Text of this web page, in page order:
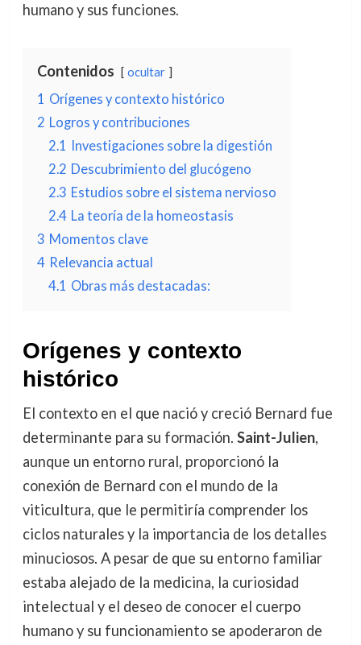
humano y sus funciones.
Contenidos ocultar
1 Orígenes y contexto histórico
2 Logros y contribuciones
2.1
Investigaciones sobre la digestión
2.2 Descubrimiento del glucógeno
2.3 Estudios sobre el sistema nervioso
2.4 La teoría de la homeostasis
3 Momentos clave
4 Relevancia actual
4.1 Obras más destacadas:
Orígenes y contexto
histórico
El contexto en el que nació y creció Bernard fue
determinante para su formación. Saint-Julien,
aunque un entorno rural, proporcionó la
conexión de Bernard con el mundo de la
viticultura, que le permitiría comprender los
ciclos naturales y la importancia de los detalles
minuciosos. A pesar de que su entorno familiar
estaba alejado de la medicina, la curiosidad
intelectual y el deseo de conocer el cuerpo
humano y su funcionamiento se apoderaron de